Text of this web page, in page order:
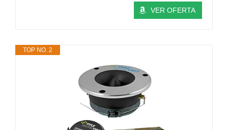
VER OFERTA
TOP NO. 2